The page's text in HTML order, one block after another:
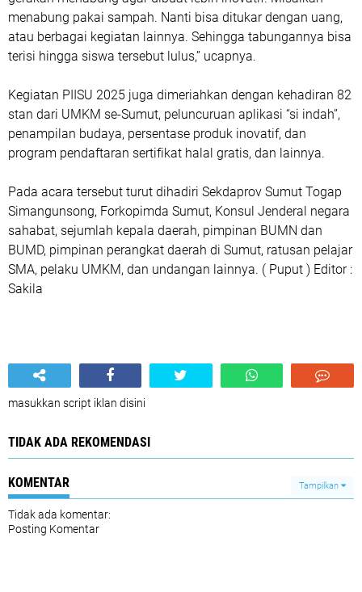
menabung pakai sampah. Nanti bisa ditukar dengan uang,
atau berbagai kegiatan lainnya. Sehingga tabungannya bisa
terisi hingga siswa tersebut lulus,” ucapnya.
Kegiatan PIISU 2025 juga dimeriahkan dengan kehadiran 82
stan dari UMKM se-Sumut, peluncuruan aplikasi “si indah”,
penampilan budaya, persentase produk inovatif, dan
program pendaftaran sertifikat halal gratis, dan lainnya.
Pada acara tersebut turut dihadiri Sekdaprov Sumut Togap
Simangunsong, Forkopimda Sumut, Konsul Jenderal negara
sahabat, sejumlah kepala daerah, pimpinan BUMN dan
BUMD, pimpinan perangkat daerah di Sumut, ratusan pelajar
SMA, pelaku UMKM, dan undangan lainnya. ( Puput ) Editor :
Sakila
masukkan script iklan disini
TIDAK ADA REKOMENDASI
KOMENTAR Tampilkan
Tidak ada komentar:
Posting Komentar